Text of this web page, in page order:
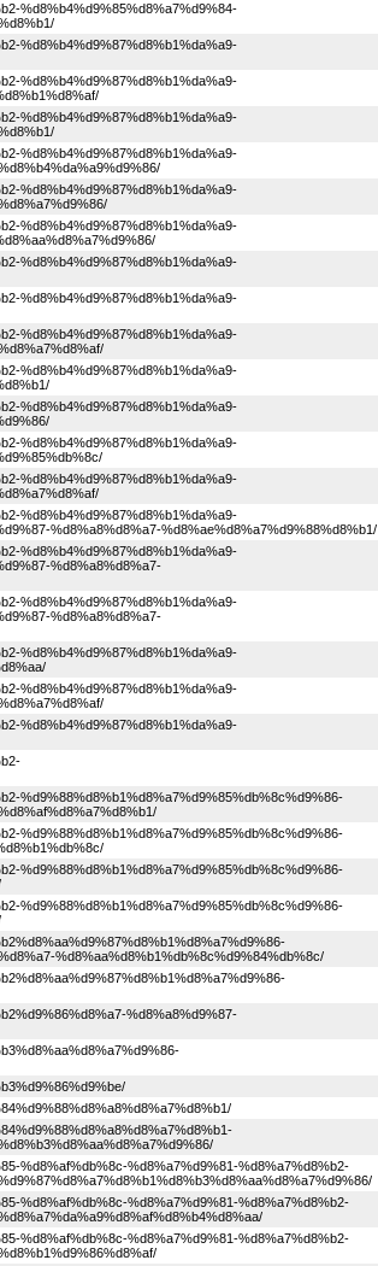
%d8%b4%d9%85%d8%a7%d9%84-
%d8%b4%d9%87%d8%b1%da%a9-
%d8%b4%d9%87%d8%b1%da%a9-
%d8%b4%d9%87%d8%b1%da%a9-
%d8%b4%d9%87%d8%b1%da%a9-
%d8%b4%d9%87%d8%b1%da%a9-
%d8%b4%d9%87%d8%b1%da%a9-
%d8%b4%d9%87%d8%b1%da%a9-
%d8%b4%d9%87%d8%b1%da%a9-
%d8%b4%d9%87%d8%b1%da%a9-
%d8%b4%d9%87%d8%b1%da%a9-
%d8%b4%d9%87%d8%b1%da%a9-
%d8%b4%d9%87%d8%b1%da%a9-
%d8%b4%d9%87%d8%b1%da%a9-
%d8%b4%d9%87%d8%b1%da%a9-
%d8%a8%d8%a7-%d8%ae%d8%a7%d9%88%d8%b1/
%d8%b4%d9%87%d8%b1%da%a9-
%d8%a8%d8%a7-
%d8%b4%d9%87%d8%b1%da%a9-
%d8%a8%d8%a7-
%d8%b4%d9%87%d8%b1%da%a9-
%d8%b4%d9%87%d8%b1%da%a9-
%d8%b4%d9%87%d8%b1%da%a9-
%d9%88%d8%b1%d8%a7%d9%85%db%8c%d9%86-
%d9%88%d8%b1%d8%a7%d9%85%db%8c%d9%86-
%d9%88%d8%b1%d8%a7%d9%85%db%8c%d9%86-
%d9%88%d8%b1%d8%a7%d9%85%db%8c%d9%86-
%d8%aa%d8%b1%db%8c%d9%84%db%8c/
%d8%a8%d9%87-
%d8%af%db%8c-%d8%a7%d9%81-%d8%a7%d8%b2-
%d8%af%db%8c-%d8%a7%d9%81-%d8%a7%d8%b2-
%d8%af%db%8c-%d8%a7%d9%81-%d8%a7%d8%b2-